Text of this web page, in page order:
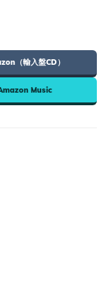
（輸入盤CD）
Music